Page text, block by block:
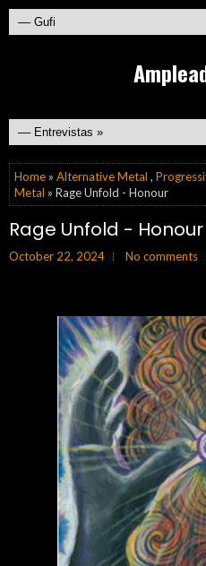
Home » Alternative Metal ,
Metal » Rage Unfold - Honour
Rage Unfold - Honour
October 22, 2024 No comments